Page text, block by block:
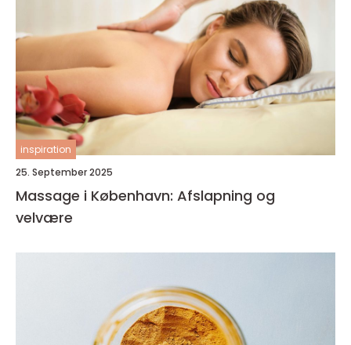
inspiration
25. September 2025
Massage i København: Afslapning og
velvære